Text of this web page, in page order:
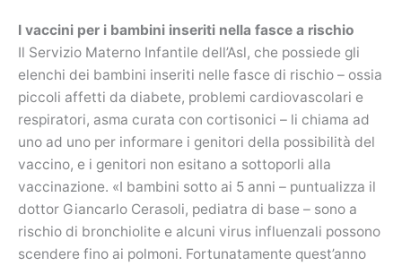
I vaccini per i bambini inseriti nella fasce a rischio
Il Servizio Materno Infantile dell’Asl, che possiede gli
elenchi dei bambini inseriti nelle fasce di rischio – ossia
piccoli affetti da diabete, problemi cardiovascolari e
respiratori, asma curata con cortisonici – li chiama ad
uno ad uno per informare i genitori della possibilità del
vaccino, e i genitori non esitano a sottoporli alla
vaccinazione. «I bambini sotto ai 5 anni – puntualizza il
dottor Giancarlo Cerasoli, pediatra di base – sono a
rischio di bronchiolite e alcuni virus influenzali possono
scendere fino ai polmoni. Fortunatamente quest’anno